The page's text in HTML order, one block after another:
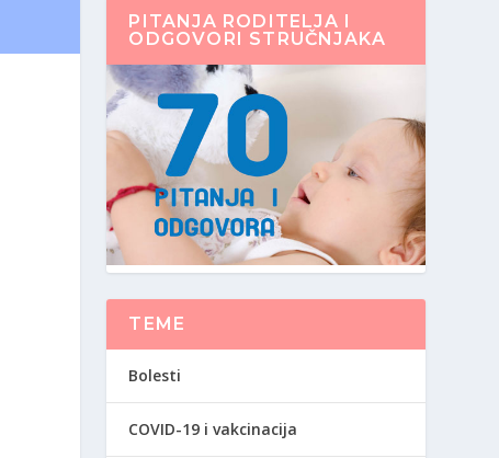
PITANJA RODITELJA I
ODGOVORI STRUČNJAKA
TEME
Bolesti
COVID-19 i vakcinacija